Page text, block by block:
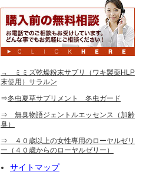
→ ミミズ乾燥粉末サプリ（ワキ製薬HLP
末使用）サラルン
⇒冬虫夏草サプリメント 冬虫ガード
⇒ 無臭物語ジェントルエッセンス（加齢
臭）
⇒ ４０歳以上の女性専用のローヤルゼリ
ー（４０歳からのローヤルゼリー）
サイトマップ